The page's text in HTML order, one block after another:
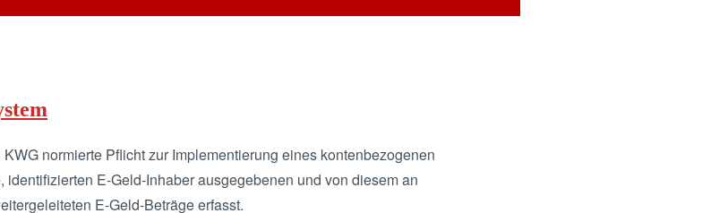
normierte Pflicht zur Implementierung eines kontenbezogenen
E-Geld-Inhaber ausgegebenen und von diesem an
E-Geld-Beträge erfasst.